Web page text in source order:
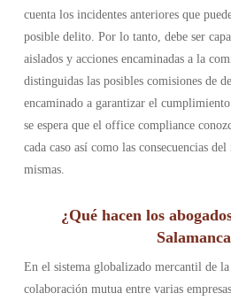
cuenta los incidentes anteriores que
posible delito. Por lo tanto, debe ser
aislados y acciones encaminadas a la
distinguidas las posibles comisiones de
encaminado a garantizar el
se espera que el office compliance
cada caso así como las consecuencias
mismas.
¿Qué hacen los
En el sistema globalizado mercantil de la
colaboración mutua entre varias